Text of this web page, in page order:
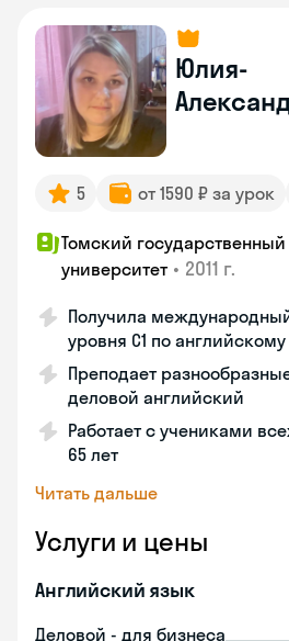
Юлия-
5 от 1590 ₽ за урок
Томский
университет • 2011 г.
Получила
уровня C1 по английскому
Преподает
деловой английский
Работает с учениками
65 лет
Читать дальше
Услуги и цены
Английский язык
Деловой - для бизнеса